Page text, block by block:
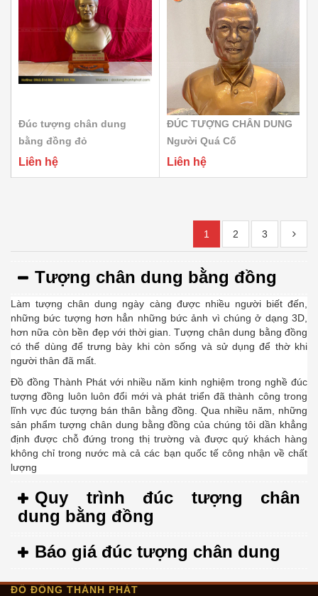
Đúc tượng chân dung
bằng đồng đỏ
Liên hệ
ĐÚC TƯỢNG CHÂN DUNG
Người Quá Cố
Liên hệ
1 2 3
Tượng chân dung bằng đồng
Làm tượng chân dung ngày càng được nhiều người biết đến,
những bức tượng hơn hẳn những bức ảnh vì chúng ở dạng 3D,
hơn nữa còn bền đẹp với thời gian. Tượng chân dung bằng đồng
có thể dùng để trưng bày khi còn sống và sử dụng để thờ khi
người thân đã mất.
Đồ đồng Thành Phát với nhiều năm kinh nghiệm trong nghề đúc
tượng đồng luôn luôn đổi mới và phát triển đã thành công trong
lĩnh vực đúc tượng bán thân bằng đồng. Qua nhiều năm, những
sản phẩm tượng chân dung bằng đồng của chúng tôi dần khẳng
định được chỗ đứng trong thị trường và được quý khách hàng
không chỉ trong nước mà cả các bạn quốc tế công nhận về chất
lượng
Quy trình đúc tượng chân
dung bằng đồng
Báo giá đúc tượng chân dung
ĐỒ ĐỒNG THÀNH PHÁT